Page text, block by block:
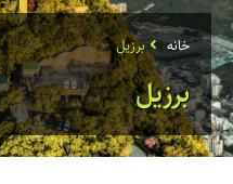
خانه برزیل
برزیل